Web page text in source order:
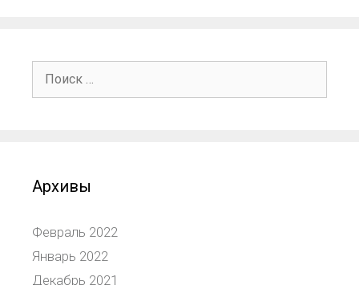
Архивы
Февраль 2022
Январь 2022
Декабрь 2021